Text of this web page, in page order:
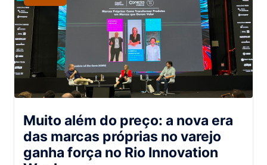
Muito além do preço: a nova era
das marcas próprias no varejo
ganha força no Rio Innovation